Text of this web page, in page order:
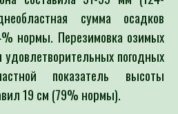
сумма осадков
нормы. Перезимовка озимых
погодных
показатель высоты
19 см (79% нормы).